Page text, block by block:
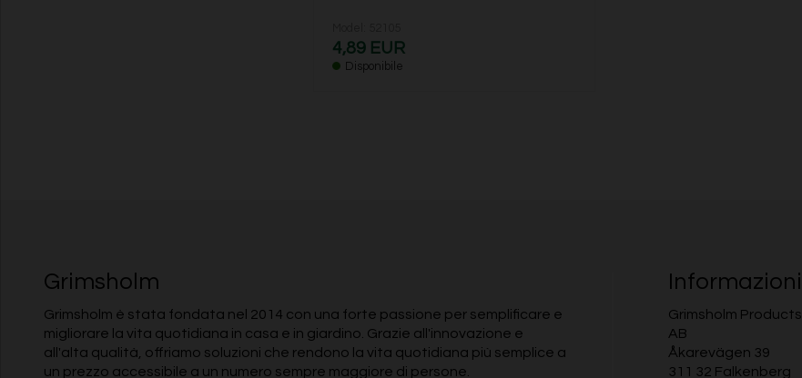
4,89 EUR
Disponibile
Grimsholm
Grimsholm è stata fondata nel 2014 con una forte passione per semplificare e
migliorare la vita quotidiana in casa e in giardino. Grazie all'innovazione e
all'alta qualità, offriamo soluzioni che rendono la vita quotidiana più semplice a
un prezzo accessibile a un numero sempre maggiore di persone.
Informazioni
Grimsholm Products
AB
Åkarevägen 39
311 32 Falkenberg